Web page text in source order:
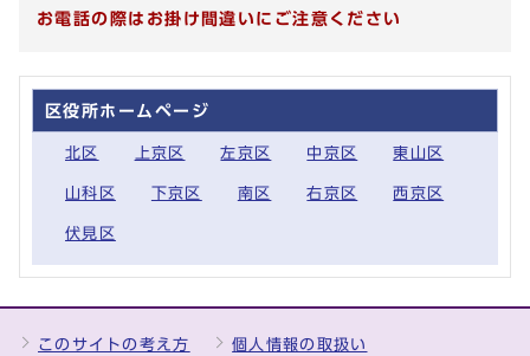
お電話の際はお掛け間違いにご注意ください
区役所ホームページ
北区 上京区 左京区 中京区 東山区
山科区 下京区 南区 右京区 西京区
伏見区
このサイトの考え方 個人情報の取扱い